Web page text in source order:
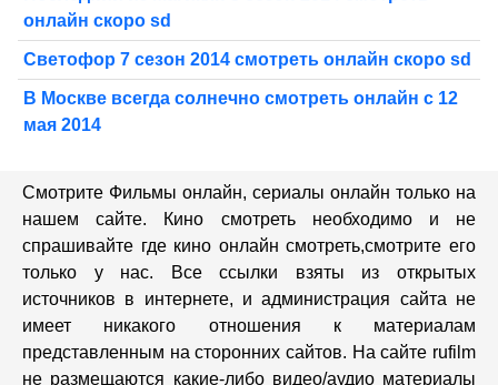
онлайн скоро sd
Светофор 7 сезон 2014 смотреть онлайн скоро sd
В Москве всегда солнечно смотреть онлайн с 12
мая 2014
Смотрите Фильмы онлайн, сериалы онлайн только на
нашем сайте. Кино смотреть необходимо и не
спрашивайте где кино онлайн смотреть,cмотрите его
только у нас. Все ссылки взяты из открытых
источников в интернете, и администрация сайта не
имеет никакого отношения к материалам
представленным на сторонних сайтов. На сайте rufilm
не размещаются какие-либо видео/аудио материалы